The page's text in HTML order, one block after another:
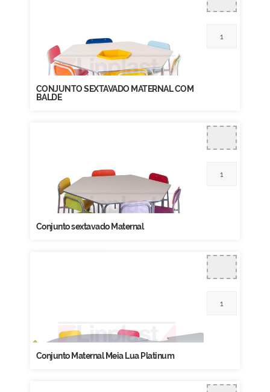
CONJUNTO SEXTAVADO MATERNAL COM
BALDE
Conjunto sextavado Maternal
Conjunto Maternal Meia Lua Platinum